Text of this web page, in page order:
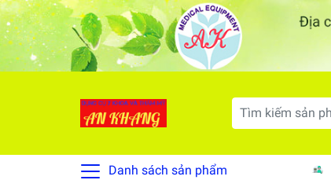
Danh sách sản phẩm